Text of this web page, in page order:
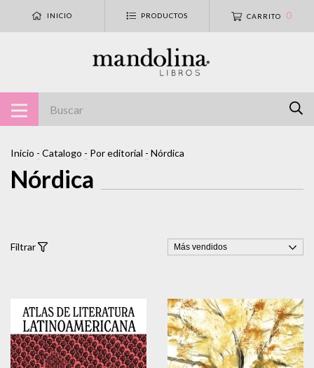
INICIO PRODUCTOS CARRITO 0
Inicio - Catalogo - Por editorial - Nórdica
Nórdica
Filtrar